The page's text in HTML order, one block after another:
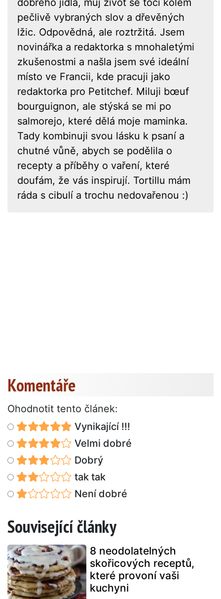
pečlivě vybraných slov a dřevěných
lžic. Odpovědná, ale roztržitá. Jsem
novinářka a redaktorka s mnohaletými
zkušenostmi a našla jsem své ideální
místo ve Francii, kde pracuji jako
redaktorka pro Petitchef. Miluji bœuf
bourguignon, ale stýská se mi po
salmorejo, které dělá moje maminka.
Tady kombinuji svou lásku k psaní a
chutné vůně, abych se podělila o
recepty a příběhy o vaření, které
doufám, že vás inspirují. Tortillu mám
ráda s cibulí a trochu nedovařenou :)
Komentáře
Ohodnotit tento článek:
Vynikající !!!
Velmi dobré
Dobrý
tak tak
Není dobré
Související články
8 neodolatelných
skořicových receptů,
které provoní vaši
kuchyni